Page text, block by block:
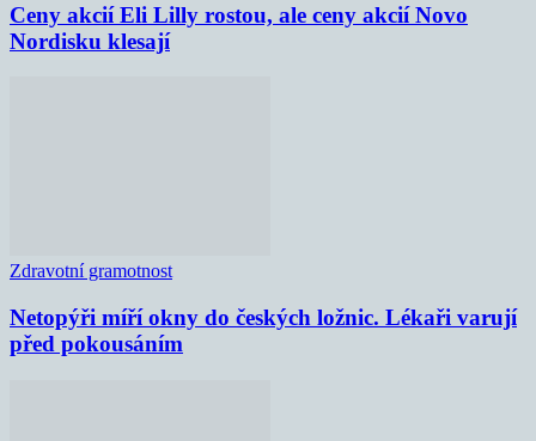
Ceny akcií Eli Lilly rostou, ale ceny akcií Novo
Nordisku klesají
Zdravotní gramotnost
Netopýři míří okny do českých ložnic. Lékaři varují
před pokousáním